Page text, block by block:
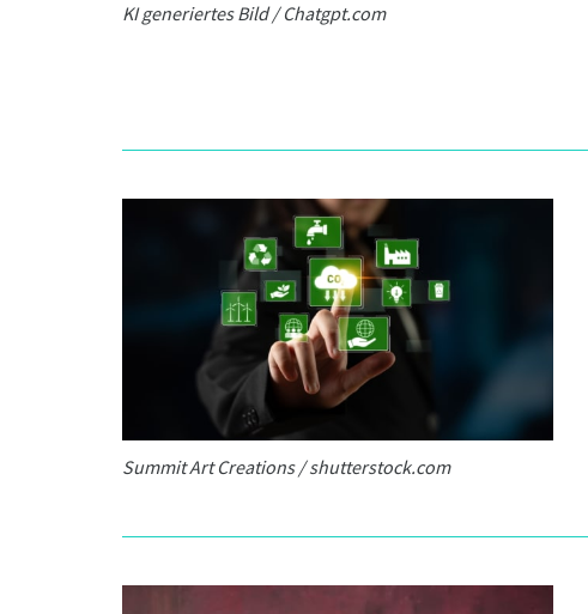
KI generiertes Bild / Chatgpt.com
Summit Art Creations / shutterstock.com